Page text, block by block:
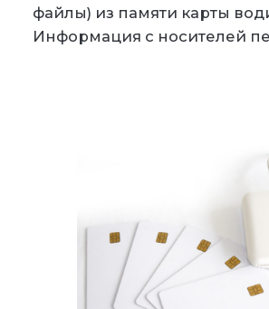
файлы) из памяти карты
Информация с носителей